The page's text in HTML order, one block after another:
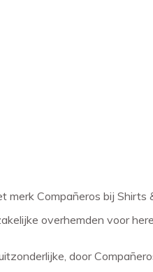
Compañeros bij Shirts
overhemden voor
door